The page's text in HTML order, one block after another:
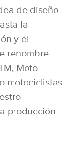
de diseño
la
y el
renombre
Moto
motociclistas
producción